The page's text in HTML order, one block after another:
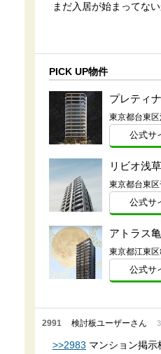
まだ入居が始まってない
PICK UP物件
プレティ
東京都台東区
公式サ
リビオ浅草
東京都台東区
公式サ
アトラス
東京都江東
公式サ
2991 検討板ユーザーさん
>>2983 マンション掲示